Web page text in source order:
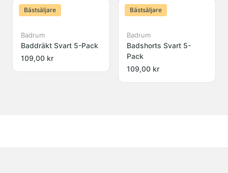
Bästsäljare
Badrum
Baddräkt Svart 5-Pack
109,00 kr
Bästsäljare
Badrum
Badshorts Svart 5-
Pack
109,00 kr